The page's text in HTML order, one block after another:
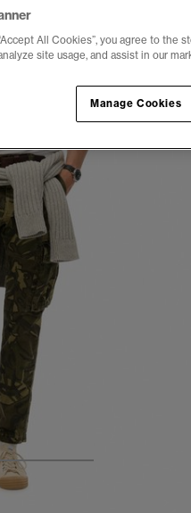
3
All Cookies”, you agree to the
site usage, and assist in our
Manage Cookies